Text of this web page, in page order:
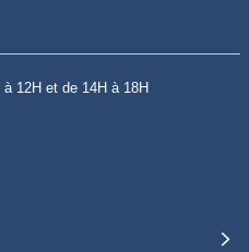
12H et de 14H à 18H